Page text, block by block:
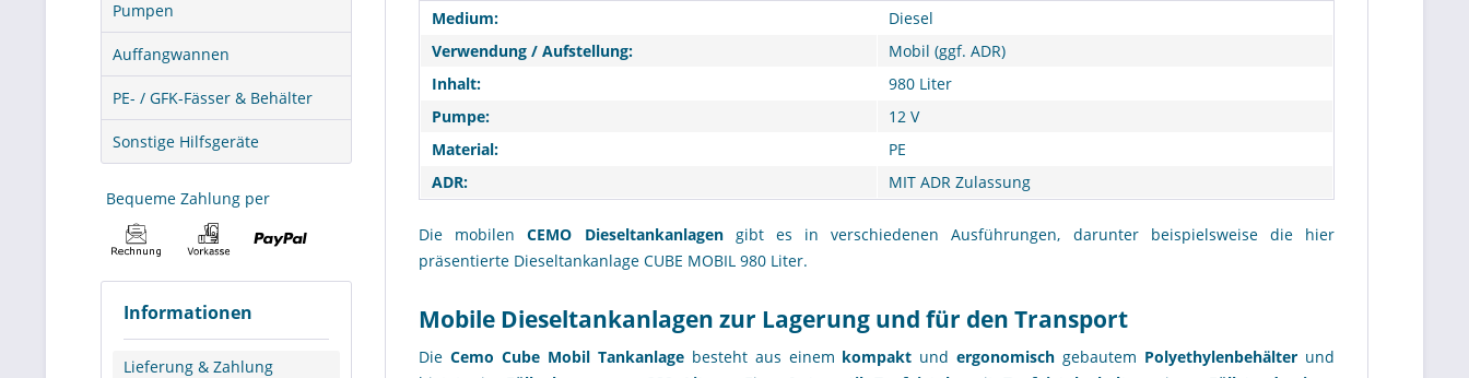
Pumpen
Auffangwannen
PE- / GFK-Fässer & Behälter
Sonstige Hilfsgeräte
Bequeme Zahlung per
Informationen
Lieferung & Zahlung
Medium:
Diesel
Verwendung / Aufstellung:
Mobil (ggf. ADR)
Inhalt:
980 Liter
Pumpe:
12 V
Material:
PE
ADR:
MIT ADR Zulassung
Die mobilenCEMO Dieseltankanlagen gibt es in verschiedenen Ausführungen, darunter beispielsweise die hier
präsentierte Dieseltankanlage CUBE MOBIL 980 Liter.
Mobile Dieseltankanlagen zur Lagerung und für den Transport
Die Cemo Cube Mobil Tankanlage besteht aus einem kompakt undergonomisch gebautem Polyethylenbehälter und